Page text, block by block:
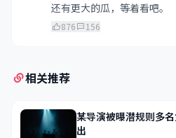
还有更大的瓜，等着看吧。
876 156
相关推荐
某导演被曝潜规则多
出